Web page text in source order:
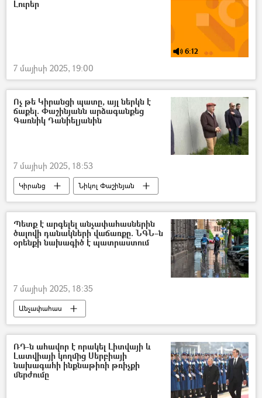
Լուրեր
6:12
7 մայիսի 2025, 19:00
Ոչ թե Կիրանցի պատը, այլ ներկն է
ճաքել. Փաշինյանն արձագանքեց
Գառնիկ Դանիելյանին
7 մայիսի 2025, 18:53
Կիրանց
Նիկոլ Փաշինյան
սահմանազատում
Փշալար
Ադրբեջան
հայ-ադրբեջանական
Պետք է արգելել անչափահասներին
ծալովի դանակների վաճառքը. ՆԳՆ–ն
օրենքի նախագիծ է պատրաստում
7 մայիսի 2025, 18:35
Անչափահաս
Ներքին գործերի նախարարություն (ՆԳՆ)
դպրոցական
Օրենք
դանակահարություն
ՌԴ-ն ահավոր է որակել Լիտվայի և
Լատվիայի կողմից Սերբիայի
նախագահի ինքնաթիռի թռիչքի
մերժումը